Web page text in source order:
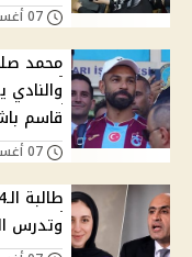
محمد
قاسم
وتدرس